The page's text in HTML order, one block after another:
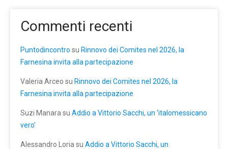
Commenti recenti
Puntodincontro su Rinnovo dei Comites nel 2026, la
Farnesina invita alla partecipazione
Valeria Arceo su Rinnovo dei Comites nel 2026, la
Farnesina invita alla partecipazione
Suzi Manara su Addio a Vittorio Sacchi, un ‘italomessicano
vero’
Alessandro Loria su Addio a Vittorio Sacchi, un